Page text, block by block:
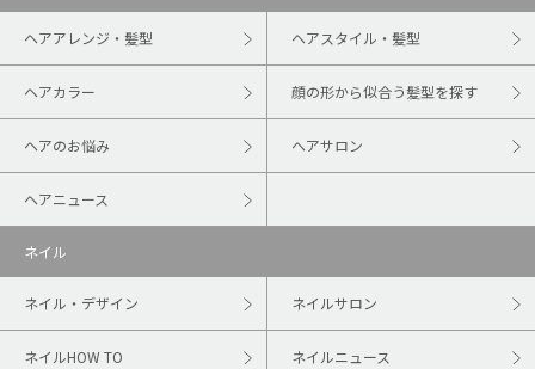
ヘアアレンジ・髪型 ヘアスタイル・髪型
ヘアカラー 顔の形から似合う髪型を探す
ヘアのお悩み ヘアサロン
ヘアニュース
ネイル
ネイル・デザイン ネイルサロン
ネイルHOW TO ネイルニュース